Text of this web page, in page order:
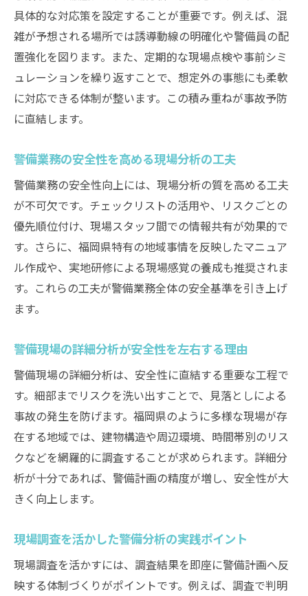
具体的な対応策を設定することが重要です。例えば、混
雑が予想される場所では誘導動線の明確化や警備員の配
置強化を図ります。また、定期的な現場点検や事前シミ
ュレーションを繰り返すことで、想定外の事態にも柔軟
に対応できる体制が整います。この積み重ねが事故予防
に直結します。
警備業務の安全性を高める現場分析の工夫
警備業務の安全性向上には、現場分析の質を高める工夫
が不可欠です。チェックリストの活用や、リスクごとの
優先順位付け、現場スタッフ間での情報共有が効果的で
す。さらに、福岡県特有の地域事情を反映したマニュア
ル作成や、実地研修による現場感覚の養成も推奨されま
す。これらの工夫が警備業務全体の安全基準を引き上げ
ます。
警備現場の詳細分析が安全性を左右する理由
警備現場の詳細分析は、安全性に直結する重要な工程で
す。細部までリスクを洗い出すことで、見落としによる
事故の発生を防げます。福岡県のように多様な現場が存
在する地域では、建物構造や周辺環境、時間帯別のリス
クなどを網羅的に調査することが求められます。詳細分
析が十分であれば、警備計画の精度が増し、安全性が大
きく向上します。
現場調査を活かした警備分析の実践ポイント
現場調査を活かすには、調査結果を即座に警備計画へ反
映する体制づくりがポイントです。例えば、調査で判明